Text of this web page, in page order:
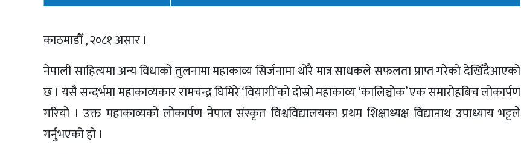
काठमाडौँ , २०८१ असार ।
नेपाली साहित्यमा अन्य विधाको तुलनामा महाकाव्य सिर्जनामा थोरै मात्र साधकले सफलता प्राप्त गरेको देखिँदैआएको
छ । यसै सन्दर्भमा महाकाव्यकार रामचन्द्र घिमिरे ‘वियागी’को दोस्रो महाकाव्य ‘कालिञ्चोक’ एक समारोहबिच लोकार्पण
गरियो । उक्त महाकाव्यको लोकार्पण नेपाल संस्कृत विश्वविद्यालयका प्रथम शिक्षाध्यक्ष विद्यानाथ उपाध्याय भट्टले
गर्नुभएको हो ।